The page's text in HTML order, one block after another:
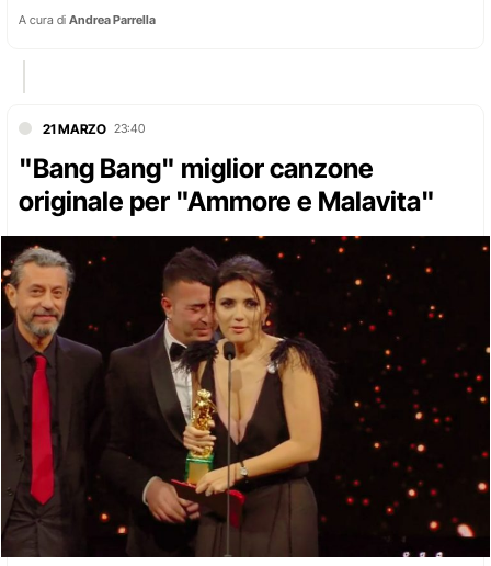
A cura di Andrea Parrella
21 MARZO 23:40
"Bang Bang" miglior canzone
originale per "Ammore e Malavita"